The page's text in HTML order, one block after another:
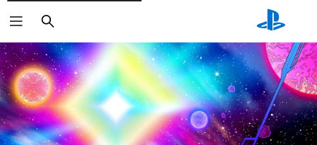
Suchen